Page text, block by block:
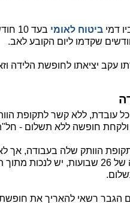
דמי ביטוח לאומי
חופשה ללא תשלום -
הוותק שלה בעבודה, אך